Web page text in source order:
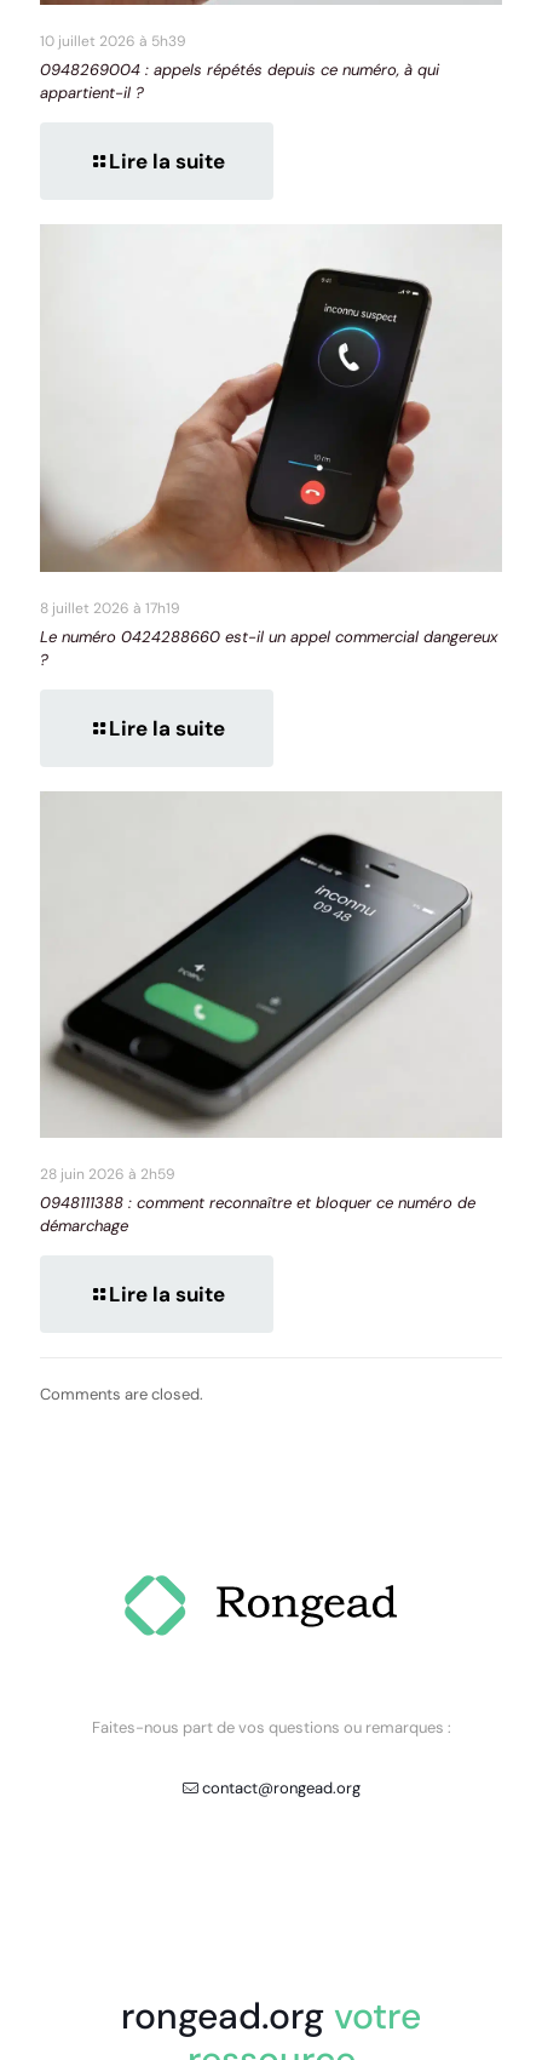
10 juillet 2026 à 5h39
0948269004 : appels répétés depuis ce numéro, à qui
appartient-il ?
Lire la suite
8 juillet 2026 à 17h19
Le numéro 0424288660 est-il un appel commercial dangereux
?
Lire la suite
28 juin 2026 à 2h59
0948111388 : comment reconnaître et bloquer ce numéro de
démarchage
Lire la suite
Comments are closed.
Faites-nous part de vos questions ou remarques :
contact@rongead.org
rongead.org votre